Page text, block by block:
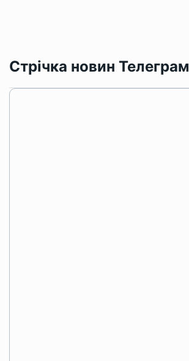
Стрічка новин Телеграм